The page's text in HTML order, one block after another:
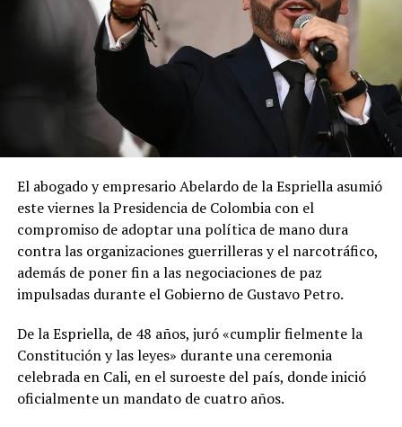
El abogado y empresario Abelardo de la Espriella asumió
este viernes la Presidencia de Colombia con el
compromiso de adoptar una política de mano dura
contra las organizaciones guerrilleras y el narcotráfico,
además de poner fin a las negociaciones de paz
impulsadas durante el Gobierno de Gustavo Petro.
De la Espriella, de 48 años, juró «cumplir fielmente la
Constitución y las leyes» durante una ceremonia
celebrada en Cali, en el suroeste del país, donde inició
oficialmente un mandato de cuatro años.